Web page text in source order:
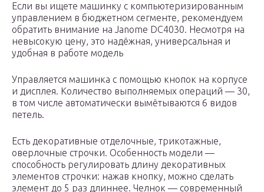
Если вы ищете машинку с компьютеризированным
управлением в бюджетном сегменте, рекомендуем
обратить внимание на Janome DC4030. Несмотря на
невысокую цену, это надёжная, универсальная и
удобная в работе модель
Управляется машинка с помощью кнопок на корпусе
и дисплея. Количество выполняемых операций — 30,
в том числе автоматически вымётываются 6 видов
петель.
Есть декоративные отделочные, трикотажные,
оверлочные строчки. Особенность модели —
способность регулировать длину декоративных
элементов строчки: нажав кнопку, можно сделать
элемент до 5 раз длиннее. Челнок — современный